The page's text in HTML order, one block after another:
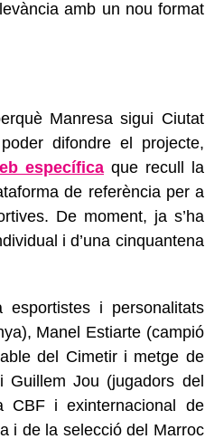
amb un nou format
Manresa sigui Ciutat
difondre el projecte,
específicaque recull la
de referència per a
De moment, ja s’ha
i d’una cinquantena
i personalitats
Manel Estiarte (campió
del Cimetir i metge de
Guillem Jou (jugadors del
CBF i exinternacional de
i de la selecció del Marroc